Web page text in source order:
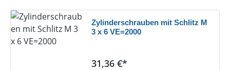
Zylinderschrauben mit Schlitz M
3 x 6 VE=2000
Regulärer Preis:
31,36 €*